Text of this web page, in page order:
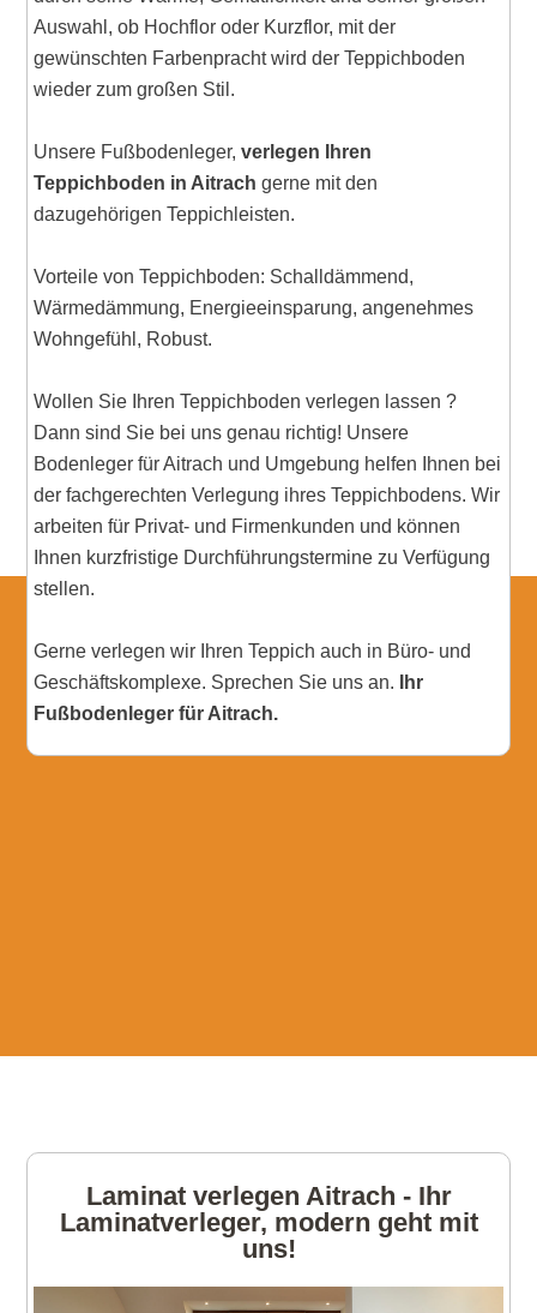
Auswahl, ob Hochflor oder Kurzflor, mit der
gewünschten Farbenpracht wird der Teppichboden
wieder zum großen Stil.
Unsere Fußbodenleger,verlegen Ihren
Teppichboden in Aitrach gerne mit den
dazugehörigen Teppichleisten.
Vorteile von Teppichboden: Schalldämmend,
Wärmedämmung, Energieeinsparung, angenehmes
Wohngefühl, Robust.
Wollen Sie Ihren Teppichboden verlegen lassen ?
Dann sind Sie bei uns genau richtig! Unsere
Bodenleger für Aitrach und Umgebung helfen Ihnen bei
der fachgerechten Verlegung ihres Teppichbodens. Wir
arbeiten für Privat- und Firmenkunden und können
Ihnen kurzfristige Durchführungstermine zu Verfügung
stellen.
Gerne verlegen wir Ihren Teppich auch in Büro- und
Geschäftskomplexe. Sprechen Sie uns an.
Ihr
Fußbodenleger für Aitrach.
Laminat verlegen Aitrach - Ihr
Laminatverleger, modern geht mit
uns!